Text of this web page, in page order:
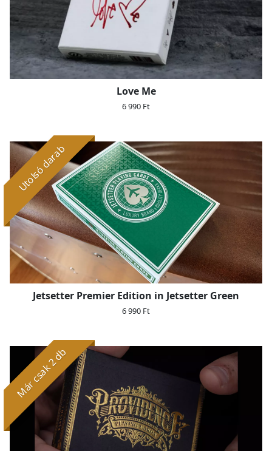
Love Me
6 990 Ft
Utolsó darab
Jetsetter Premier Edition in Jetsetter Green
6 990 Ft
Már csak 2 db